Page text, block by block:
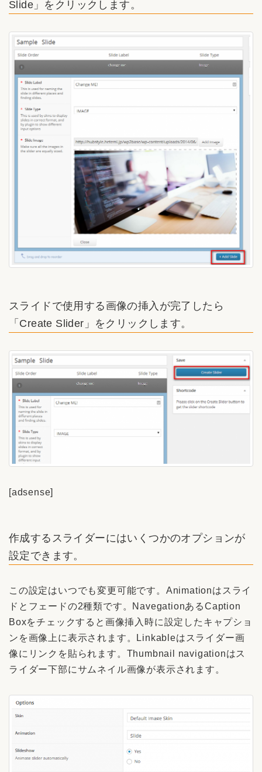
Slide」をクリックします。
スライドで使用する画像の挿入が完了したら
「Create Slider」をクリックします。
[adsense]
作成するスライダーにはいくつかのオプションが
設定できます。
この設定はいつでも変更可能です。Animationはスライ
ドとフェードの2種類です。NavegationあるCaption
Boxをチェックすると画像挿入時に設定したキャプショ
ンを画像上に表示されます。Linkableはスライダー画
像にリンクを貼られます。Thumbnail navigationはス
ライダー下部にサムネイル画像が表示されます。